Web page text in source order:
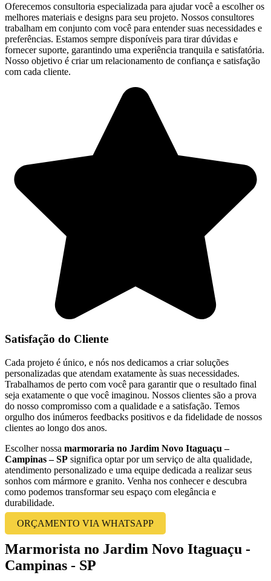
Oferecemos consultoria especializada para ajudar você a escolher os
melhores materiais e designs para seu projeto. Nossos consultores
trabalham em conjunto com você para entender suas necessidades e
preferências. Estamos sempre disponíveis para tirar dúvidas e
fornecer suporte, garantindo uma experiência tranquila e satisfatória.
Nosso objetivo é criar um relacionamento de confiança e satisfação
com cada cliente.
Satisfação do Cliente
Cada projeto é único, e nós nos dedicamos a criar soluções
personalizadas que atendam exatamente às suas necessidades.
Trabalhamos de perto com você para garantir que o resultado final
seja exatamente o que você imaginou. Nossos clientes são a prova
do nosso compromisso com a qualidade e a satisfação. Temos
orgulho dos inúmeros feedbacks positivos e da fidelidade de nossos
clientes ao longo dos anos.
Escolher nossa marmoraria no Jardim Novo Itaguaçu –
Campinas – SP significa optar por um serviço de alta qualidade,
atendimento personalizado e uma equipe dedicada a realizar seus
sonhos com mármore e granito. Venha nos conhecer e descubra
como podemos transformar seu espaço com elegância e
durabilidade.
ORÇAMENTO VIA WHATSAPP
Marmorista no Jardim Novo Itaguaçu -
Campinas - SP